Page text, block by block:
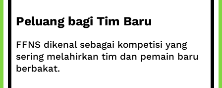
Peluang bagi Tim Baru
FFNS dikenal sebagai kompetisi yang
sering melahirkan tim dan pemain baru
berbakat.